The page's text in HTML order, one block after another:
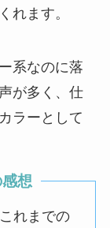
れます。
系なのに落
が多く、仕
ラーとして
想
れまでの